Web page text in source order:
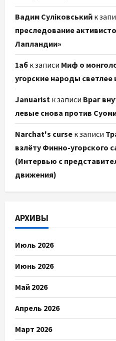
Вадим Суліковський к
преследование
Лапландии»
1аб к записи Миф о
угорские народы
Januarist к записи Враг
левые снова против
Narchat's curse к записи
взлёту Финно-угорского
(Интервью с
движения)
АРХИВЫ
Июль 2026
Июнь 2026
Май 2026
Апрель 2026
Март 2026